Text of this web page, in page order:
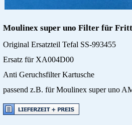
Moulinex super uno Filter für
Original Ersatzteil Tefal SS-993455
Ersatz für XA004D00
Anti Geruchsfilter Kartusche
passend z.B. für Moulinex super uno